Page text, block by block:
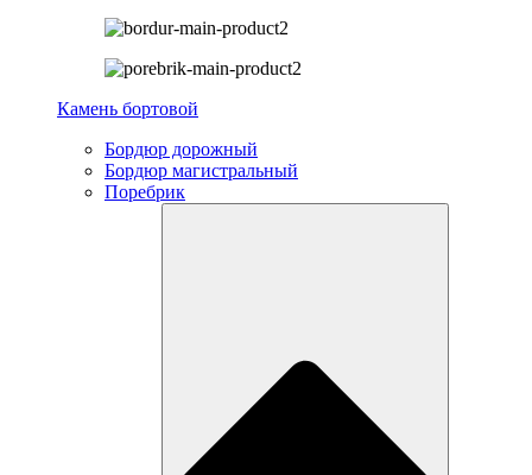
Камень бортовой
Бордюр дорожный
Бордюр магистральный
Поребрик